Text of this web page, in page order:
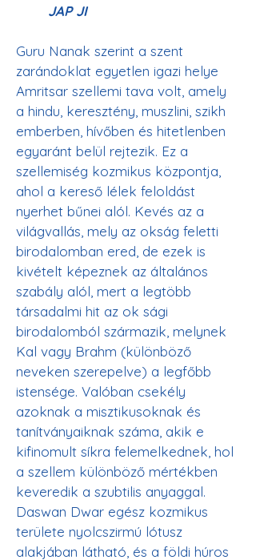
JAP JI
Guru Nanak szerint a szent
zarándoklat egyetlen igazi helye
Amritsar szellemi tava volt, amely
a hindu, keresztény, muszlini, szikh
emberben, hívőben és hitetlenben
egyaránt belül rejtezik. Ez a
szellemiség kozmikus központja,
ahol a kereső lélek feloldást
nyerhet bűnei alól. Kevés az a
világvallás, mely az okság feletti
birodalomban ered, de ezek is
kivételt képeznek az általános
szabály alól, mert a legtöbb
társadalmi hit az ok sági
birodalomból származik, melynek
Kal vagy Brahm (különböző
neveken szerepelve) a legfőbb
istensége. Valóban csekély
azoknak a misztikusoknak és
tanítványaiknak száma, akik e
kifinomult síkra felemelkednek, hol
a szellem különböző mértékben
keveredik a szubtilis anyaggal.
Daswan Dwar egész kozmikus
területe nyolcszirmú lótusz
alakjában látható, és a földi húros